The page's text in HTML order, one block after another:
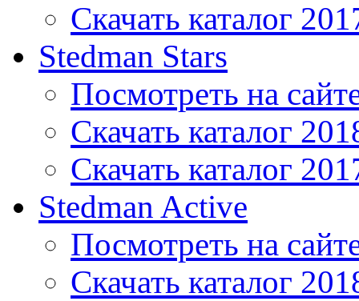
Скачать каталог
Stedman Stars
Посмотреть на
Скачать каталог
Скачать каталог
Stedman Active
Посмотреть на
Скачать каталог